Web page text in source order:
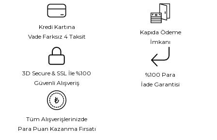
Kredi Kartına
Vade Farksız 4 Taksit
Kapıda Ödeme
İmkanı
3D Secure & SSL İle %100
Güvenli Alışveriş
%100 Para
İade Garantisi
Tüm Alışverişlerinizde
Para Puan Kazanma Fırsatı